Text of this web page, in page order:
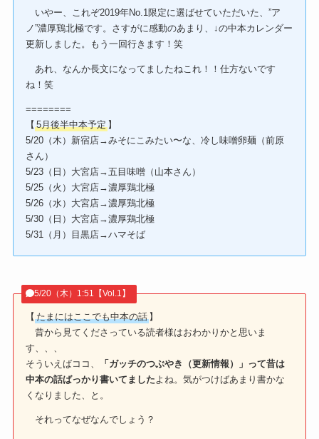
いやー、これぞ2019年No.1限定に選ばせていただいた、”ア
ノ”濃厚鶏北極です。さすがに感動のあまり、↓の中本カレンダー
更新しました。もう一回行きます！笑
あれ、なんか長文になってましたねこれ！！仕方ないです
ね！笑
========
【5月後半中本予定 】
5/20（木）新宿店→みそにこみたい〜な、冷し味噌卵麺（前原
さん）
5/23（日）大宮店→五目味噌（山本さん）
5/25（火）大宮店→濃厚鶏北極
5/26（水）大宮店→濃厚鶏北極
5/30（日）大宮店→濃厚鶏北極
5/31（月）目黒店→ハマそば
5/20（木）1:51【Vol.1】
【たまにはここでも中本の話 】
昔から見てくださっている読者様はおわかりかと思いま
す、、、
そういえばココ、
「ガッチのつぶやき（更新情報）」って昔は
中本の話ばっかり書いてましたよね。気がつけばあまり書かな
くなりました、と。
それってなぜなんでしょう？